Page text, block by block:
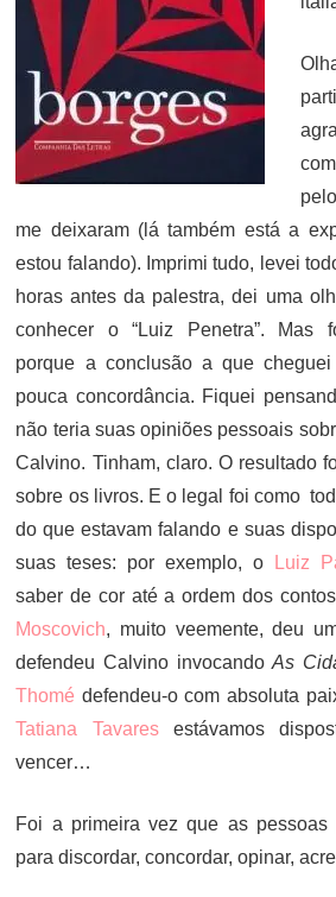
me deixaram (lá também está a
estou falando). Imprimi tudo, levei
horas antes da palestra, dei uma
conhecer o “Luiz Penetra”. Mas
porque a conclusão a que
pouca concordância. Fiquei
não teria suas opiniões pessoais
Calvino. Tinham, claro. O resultado
sobre os livros. E o legal foi como
do que estavam falando e suas
suas teses: por exemplo, o
Luiz
saber de cor até a ordem dos
Moscovich, muito veemente, deu
defendeu Calvino invocandoAs
Thomé defendeu-o com absoluta
Tatiana Tavaresestávamos
vencer…
Foi a primeira vez que as pessoas
para discordar, concordar, opinar,